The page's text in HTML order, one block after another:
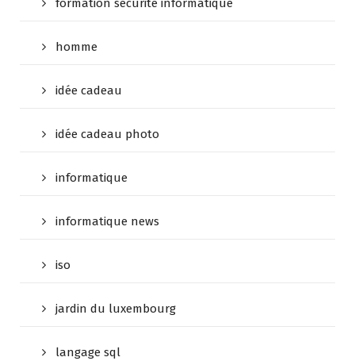
formation sécurité informatique
homme
idée cadeau
idée cadeau photo
informatique
informatique news
iso
jardin du luxembourg
langage sql